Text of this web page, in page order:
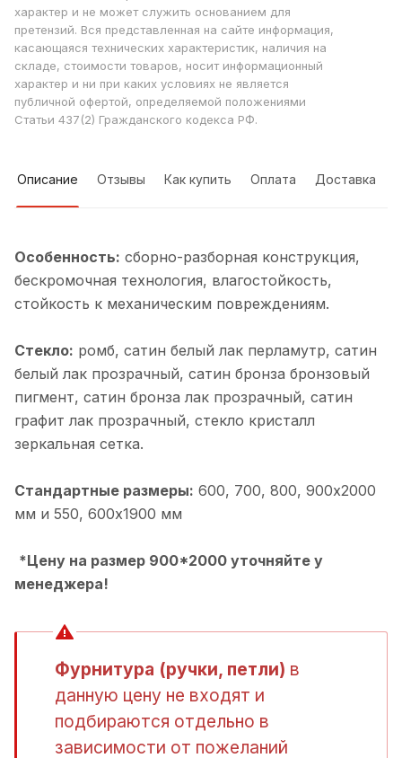
характер и не может служить основанием для
претензий. Вся представленная на сайте информация,
касающаяся технических характеристик, наличия на
складе, стоимости товаров, носит информационный
характер и ни при каких условиях не является
публичной офертой, определяемой положениями
Статьи 437(2) Гражданского кодекса РФ.
Описание Отзывы Как купить Оплата Доставка
Особенность: cборно-разборная конструкция,
бескромочная технология, влагостойкость,
стойкость к механическим повреждениям.
Стекло: ромб, cатин белый лак перламутр, cатин
белый лак прозрачный, cатин бронза бронзовый
пигмент, cатин бронза лак прозрачный, cатин
графит лак прозрачный, cтекло кристалл
зеркальная сетка.
Стандартные размеры: 600, 700, 800, 900х2000
мм и 550, 600х1900 мм
*Цену на размер 900*2000 уточняйте у
менеджера!
Фурнитура (ручки, петли) в
данную цену не входят и
подбираются отдельно в
зависимости от пожеланий